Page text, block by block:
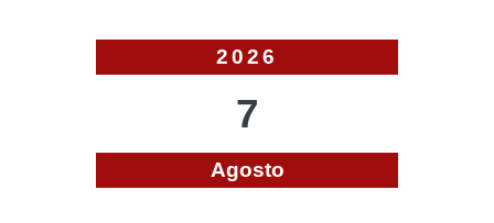
2026
7
Agosto